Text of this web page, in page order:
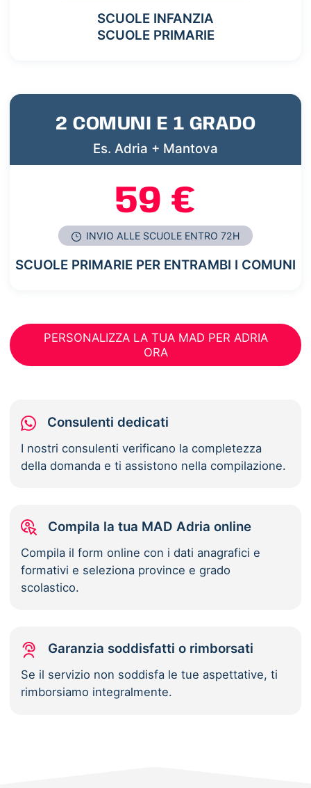
SCUOLE INFANZIA
SCUOLE PRIMARIE
2 COMUNI E 1 GRADO
Es. Adria + Mantova
59 €
INVIO ALLE SCUOLE ENTRO 72H
SCUOLE PRIMARIE PER ENTRAMBI I COMUNI
PERSONALIZZA LA TUA MAD PER ADRIA
ORA
Consulenti dedicati
I nostri consulenti verificano la completezza
della domanda e ti assistono nella compilazione.
Compila la tua MAD Adria online
Compila il form online con i dati anagrafici e
formativi e seleziona province e grado
scolastico.
Garanzia soddisfatti o rimborsati
Se il servizio non soddisfa le tue aspettative, ti
rimborsiamo integralmente.